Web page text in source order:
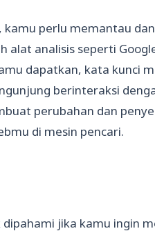
perlu memantau
alat analisis seperti
dapatkan, kata kunci
berinteraksi
perubahan dan
di mesin pencari.
dipahami jika kamu ingin